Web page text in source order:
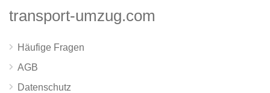
transport-umzug.com
Häufige Fragen
AGB
Datenschutz